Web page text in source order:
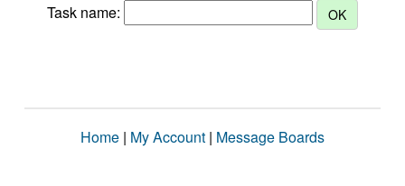
Task name:
Home | My Account | Message Boards